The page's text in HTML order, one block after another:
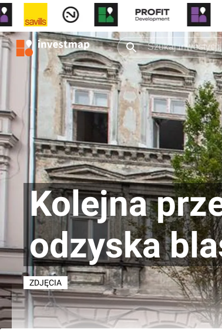
Kolejna
odzyska
ZDJĘCIA